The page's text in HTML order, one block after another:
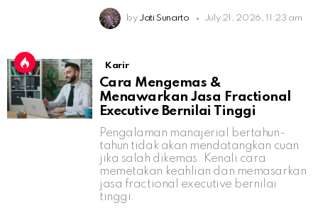
by Jati Sunarto July 21, 2026, 11:23 am
Karir
Cara Mengemas &
Menawarkan Jasa Fractional
Executive Bernilai Tinggi
Pengalaman manajerial bertahun-
tahun tidak akan mendatangkan cuan
jika salah dikemas. Kenali cara
memetakan keahlian dan memasarkan
jasa fractional executive bernilai
tinggi.